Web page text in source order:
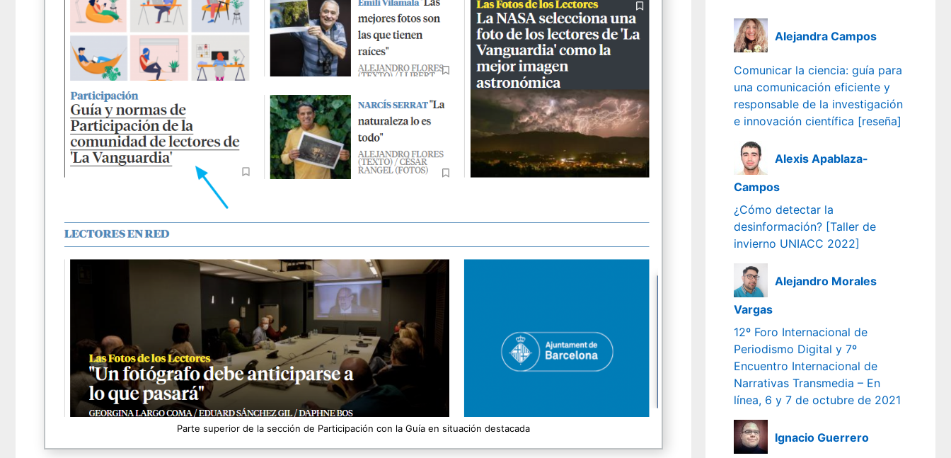
Parte superior de la sección de Participación con la Guía en situación destacada
Alejandra Campos
Comunicar la ciencia: guía para
una comunicación eficiente y
responsable de la investigación
e innovación científica [reseña]
Alexis Apablaza-
Campos
¿Cómo detectar la
desinformación? [Taller de
invierno UNIACC 2022]
Alejandro Morales
Vargas
12º Foro Internacional de
Periodismo Digital y 7º
Encuentro Internacional de
Narrativas Transmedia – En
línea, 6 y 7 de octubre de 2021
Ignacio Guerrero